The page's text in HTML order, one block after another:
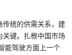
传统的供需关系，建
关键。扎根中国市场
能驾驶方面上一个